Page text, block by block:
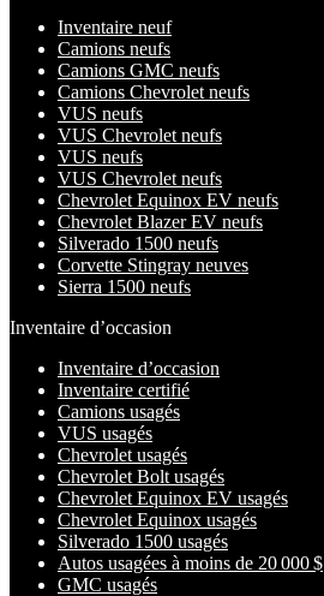
Inventaire neuf
Camions neufs
Camions GMC neufs
Camions Chevrolet neufs
VUS neufs
VUS Chevrolet neufs
VUS neufs
VUS Chevrolet neufs
Chevrolet Equinox EV neufs
Chevrolet Blazer EV neufs
Silverado 1500 neufs
Corvette Stingray neuves
Sierra 1500 neufs
Inventaire d’occasion
Inventaire d’occasion
Inventaire certifié
Camions usagés
VUS usagés
Chevrolet usagés
Chevrolet Bolt usagés
Chevrolet Equinox EV usagés
Chevrolet Equinox usagés
Silverado 1500 usagés
Autos usagées à moins de 20 000 $
GMC usagés